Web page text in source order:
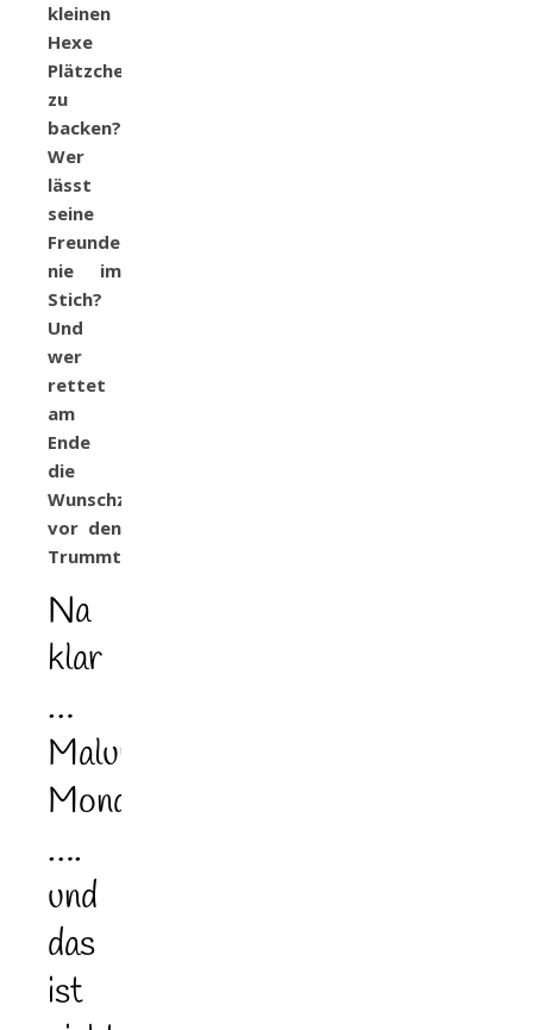
kleinen
Hexe
Plätzchen
zu
backen?
Wer
lässt
seine
Freunde
nie im
Stich?
Und
wer
rettet
am
Ende
die
Wunschzettel
vor den
Trummtrapsen?
Na
klar
…
Maluna
Mondschein
….
und
das
ist